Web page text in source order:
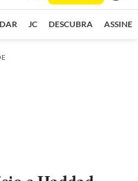
JC DESCUBRA ASSINE